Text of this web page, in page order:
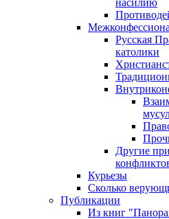
насилию
Русская
католики
Другие
Курьезы
Сколько
Публикации
Из книг